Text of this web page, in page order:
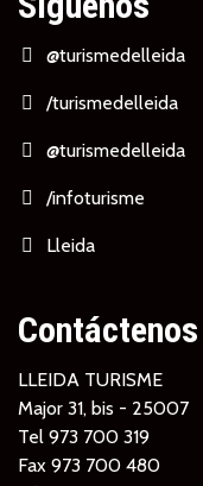
@turismedelleida
/turismedelleida
@turismedelleida
/infoturisme
Lleida
Contáctenos
LLEIDA TURISME
Major 31, bis - 25007
Tel 973 700 319
Fax 973 700 480